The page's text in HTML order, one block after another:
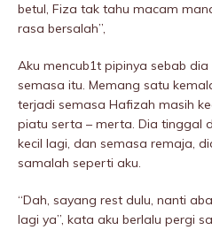
betul, Fiza tak tahu macam
rasa bersalah”,
Aku mencub1t pipinya sebab
semasa itu. Memang satu
terjadi semasa Hafizah masih
piatu serta – merta. Dia tinggal
kecil lagi, dan semasa remaja,
samalah seperti aku.
“Dah, sayang rest dulu, nanti
lagi ya”, kata aku berlalu pergi